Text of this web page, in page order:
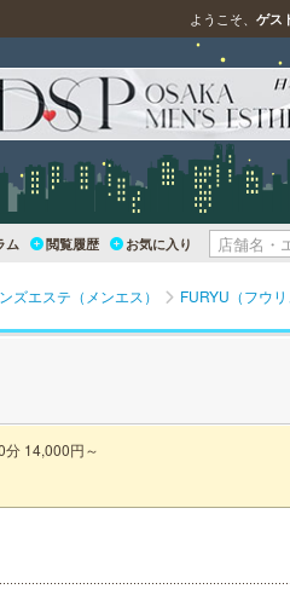
ようこそ、 ゲス
ム 閲覧履歴 お気に入り
ズエステ（メンエス） FURYU（フウリ
14,000円～